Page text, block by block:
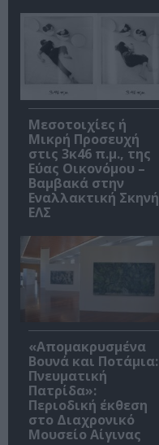
Μεσοτοιχίες ή
Μικρή Προσευχή
στις 3κ46 π.μ., της
Εύας Οικονόμου –
Βαμβακά στην
Εναλλακτική Σκηνή
ΕΛΣ
«Απομακρυσμένα
Βουνά και Ποτάμια:
Πνευματική
Πατρίδα»:
Περιοδική έκθεση
στο Διαχρονικό
Μουσείο Αίγινας